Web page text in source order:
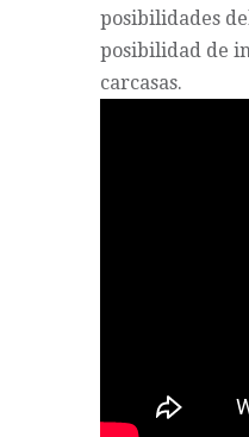
posibilidades
posibilidad de
carcasas.